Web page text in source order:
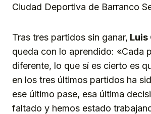
Ciudad Deportiva de Barranco
Tras tres partidos sin ganar, Luis
queda con lo aprendido: «Cada
diferente, lo que sí es cierto es
en los tres últimos partidos ha
ese último pase, esa última
faltado y hemos estado